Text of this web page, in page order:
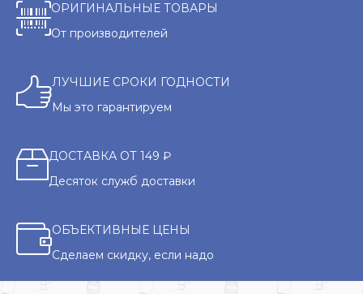
ОРИГИНАЛЬНЫЕ ТОВАРЫ
От производителей
ЛУЧШИЕ СРОКИ ГОДНОСТИ
Мы это гарантируем
ДОСТАВКА ОТ 149 ₽
Десяток служб доставки
ОБЪЕКТИВНЫЕ ЦЕНЫ
Сделаем скидку, если надо